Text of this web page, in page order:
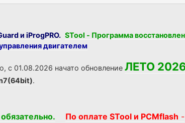
и iProgPRO. STool - Программа
двигателем
с 01.08.2026 начато обновлениеЛЕТО
.
По оплате STool и PCMflash -